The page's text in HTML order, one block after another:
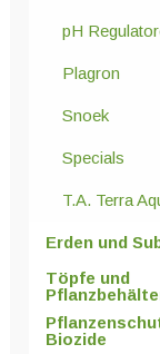
pH
Plagron
Snoek
Specials
T.A. Terra
Erden und
Töpfe und
Biozide